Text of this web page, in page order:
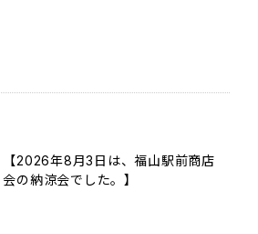
【2026年8月3日は、福山駅前商店
会の納涼会でした。】